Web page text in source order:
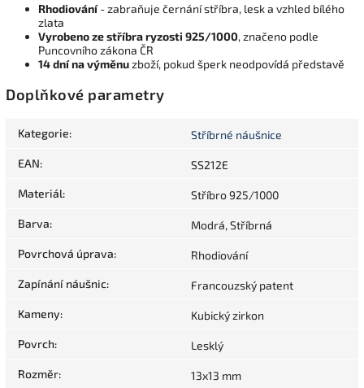
Rhodiování- zabraňuje černání stříbra, lesk a vzhled bílého
zlata
Vyrobeno ze stříbra ryzosti 925/1000, značeno podle
Puncovního zákona ČR
14 dní na výměnuzboží, pokud šperk neodpovídá představě
Doplňkové parametry
Kategorie: Stříbrné náušnice
EAN: SS212E
Materiál: Stříbro 925/1000
Barva: Modrá, Stříbrná
Povrchová úprava: Rhodiování
Zapínání náušnic: Francouzský patent
Kameny: Kubický zirkon
Povrch: Lesklý
Rozměr: 13x13 mm